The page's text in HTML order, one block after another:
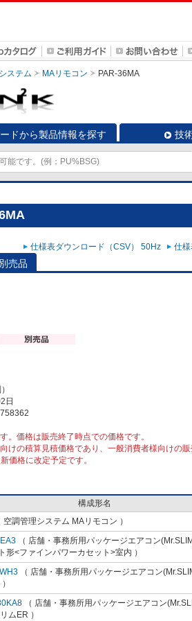
ステム MAリモコン PAR-36MA
ドから製品情報を探す 技
仕様表ダウンロード（CSV） 50Hz 仕
別売品
日
。価格は販売終了時点での価格です。
けの積算見積価格であり、一般消費者様向けの販
価格に改定予定です。
構成形名
空調管理システム MAリモコン ）
（ 店舗・事務所用パッケージエアコン
形<ファインパワーカセット>室内 ）
（ 店舗・事務所用パッケージエアコン
（ 店舗・事務所用パッケージエアコン
ムER ）